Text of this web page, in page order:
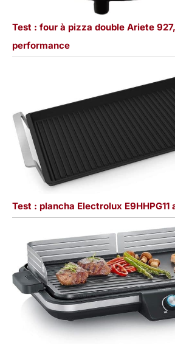
Test : four à pizza double Ariete
performance
Test : plancha Electrolux